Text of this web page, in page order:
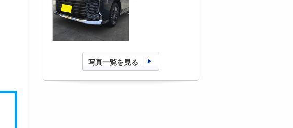
写真一覧を見る